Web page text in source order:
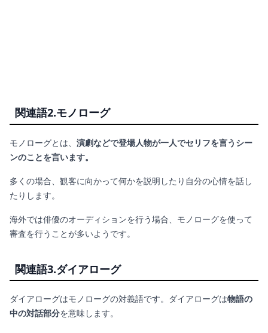
関連語2.モノローグ
モノローグとは、 演劇などで登場人物が一人でセリフを言うシー
ンのことを言います。
多くの場合、観客に向かって何かを説明したり自分の心情を話し
たりします。
海外では俳優のオーディションを行う場合、モノローグを使って
審査を行うことが多いようです。
関連語3.ダイアローグ
ダイアローグはモノローグの対義語です。ダイアローグは物語の
中の対話部分を意味します。